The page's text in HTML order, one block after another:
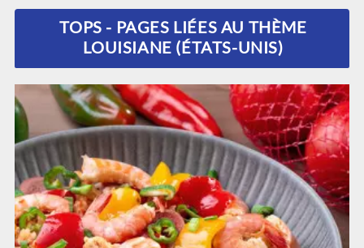
TOPS - PAGES LIÉES AU THÈME
LOUISIANE (ÉTATS-UNIS)